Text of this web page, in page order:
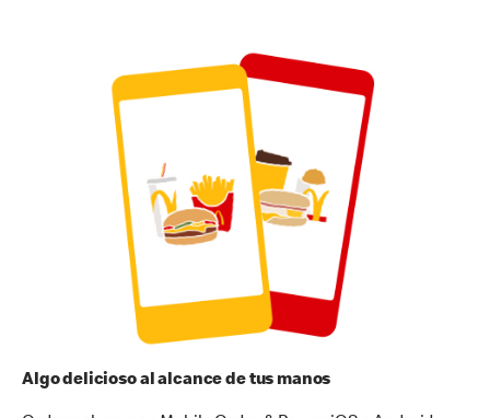
Algo delicioso al alcance de tus manos